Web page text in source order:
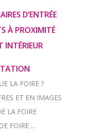
D’ENTRÉE
À PROXIMITÉ
INTÉRIEUR
LA FOIRE ?
ET EN IMAGES
LA FOIRE
FOIRE …